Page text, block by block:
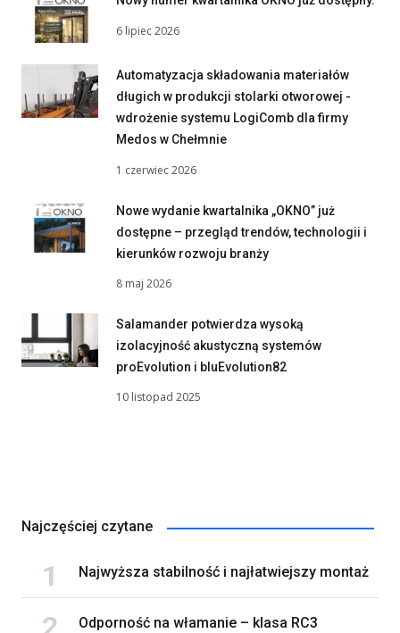
6 lipiec 2026
Automatyzacja składowania materiałów
długich w produkcji stolarki otworowej -
wdrożenie systemu LogiComb dla firmy
Medos w Chełmnie
1 czerwiec 2026
Nowe wydanie kwartalnika „OKNO” już
dostępne – przegląd trendów, technologii i
kierunków rozwoju branży
8 maj 2026
Salamander potwierdza wysoką
izolacyjność akustyczną systemów
proEvolution i bluEvolution82
10 listopad 2025
Najczęściej czytane
Najwyższa stabilność i najłatwiejszy montaż
Odporność na włamanie – klasa RC3